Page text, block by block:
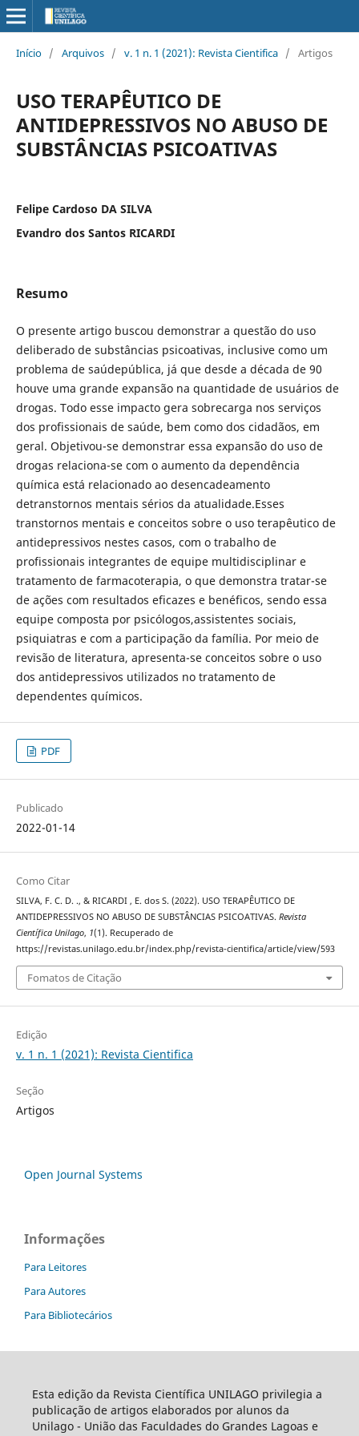
Início / Arquivos / v. 1 n. 1 (2021): Revista Cientifica / Artigos
USO TERAPÊUTICO DE
ANTIDEPRESSIVOS NO ABUSO DE
SUBSTÂNCIAS PSICOATIVAS
Felipe Cardoso DA SILVA
Evandro dos Santos RICARDI
Resumo
O presente artigo buscou demonstrar a questão do uso
deliberado de substâncias psicoativas, inclusive como um
problema de saúdepública, já que desde a década de 90
houve uma grande expansão na quantidade de usuários de
drogas. Todo esse impacto gera sobrecarga nos serviços
dos profissionais de saúde, bem como dos cidadãos, em
geral. Objetivou-se demonstrar essa expansão do uso de
drogas relaciona-se com o aumento da dependência
química está relacionado ao desencadeamento
detranstornos mentais sérios da atualidade.Esses
transtornos mentais e conceitos sobre o uso terapêutico de
antidepressivos nestes casos, com o trabalho de
profissionais integrantes de equipe multidisciplinar e
tratamento de farmacoterapia, o que demonstra tratar-se
de ações com resultados eficazes e benéficos, sendo essa
equipe composta por psicólogos,assistentes sociais,
psiquiatras e com a participação da família. Por meio de
revisão de literatura, apresenta-se conceitos sobre o uso
dos antidepressivos utilizados no tratamento de
dependentes químicos.
PDF
Publicado
2022-01-14
Como Citar
SILVA, F. C. D. ., & RICARDI , E. dos S. (2022). USO TERAPÊUTICO DE
ANTIDEPRESSIVOS NO ABUSO DE SUBSTÂNCIAS PSICOATIVAS. Revista
Científica Unilago, 1(1). Recuperado de
https://revistas.unilago.edu.br/index.php/revista-cientifica/article/view/593
Fomatos de Citação
Edição
v. 1 n. 1 (2021): Revista Cientifica
Seção
Artigos
Open Journal Systems
Informações
Para Leitores
Para Autores
Para Bibliotecários
Esta edição da Revista Científica UNILAGO privilegia a
publicação de artigos elaborados por alunos da
Unilago - União das Faculdades do Grandes Lagoas e